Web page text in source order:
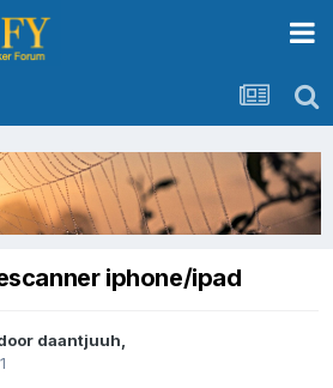
iphone/ipad
daantjuuh